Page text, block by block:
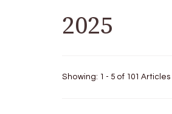
2025
Showing: 1 - 5 of 101 Articles